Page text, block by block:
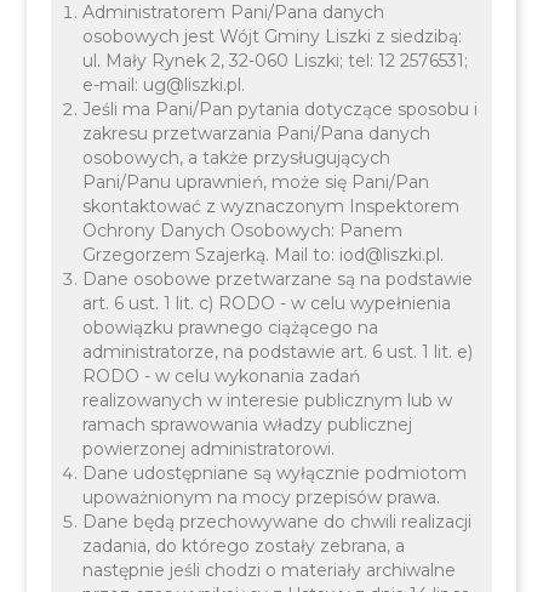
Wójt Gminy Liszki Wojciech Starowicz, serdecznie
zaprasza wszystkich mieszkańców na wyjątkowy
RODZINNY PIKNIK ZE SŁUŻBAMI
RATOWNICZYMI!
To nie będzie zwykły piknik! Stawiamy przede
wszystkim na edukację i praktyczne umiejętności,
które mogą okazać się bezcenne w sytuacji
zagrożenia życia. Chcemy, aby każdy, od
Administratorem Pani/Pana danych
osobowych jest Wójt Gminy Liszki z siedzibą:
ul. Mały Rynek 2, 32-060 Liszki; tel: 12 2576531;
e-mail: ug@liszki.pl.
Jeśli ma Pani/Pan pytania dotyczące sposobu i
zakresu przetwarzania Pani/Pana danych
osobowych, a także przysługujących
Pani/Panu uprawnień, może się Pani/Pan
skontaktować z wyznaczonym Inspektorem
Ochrony Danych Osobowych: Panem
Grzegorzem Szajerką. Mail to: iod@liszki.pl.
Dane osobowe przetwarzane są na podstawie
art. 6 ust. 1 lit. c) RODO - w celu wypełnienia
obowiązku prawnego ciążącego na
administratorze, na podstawie art. 6 ust. 1 lit. e)
RODO - w celu wykonania zadań
realizowanych w interesie publicznym lub w
ramach sprawowania władzy publicznej
powierzonej administratorowi.
Dane udostępniane są wyłącznie podmiotom
upoważnionym na mocy przepisów prawa.
Dane będą przechowywane do chwili realizacji
zadania, do którego zostały zebrana, a
następnie jeśli chodzi o materiały archiwalne